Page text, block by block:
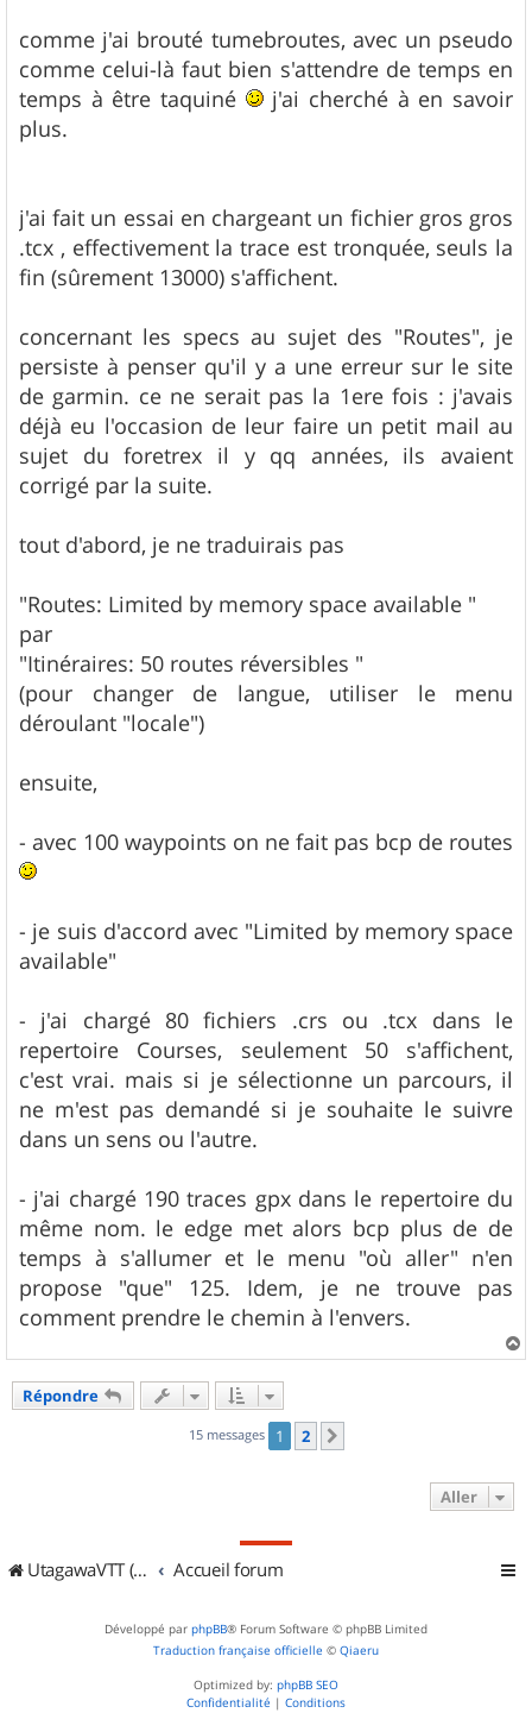
comme j'ai brouté tumebroutes, avec un pseudo
comme celui-là faut bien s'attendre de temps en
temps à être taquiné
j'ai cherché à en savoir
plus.
j'ai fait un essai en chargeant un fichier gros gros
.tcx , effectivement la trace est tronquée, seuls la
fin (sûrement 13000) s'affichent.
concernant les specs au sujet des "Routes", je
persiste à penser qu'il y a une erreur sur le site
de garmin. ce ne serait pas la 1ere fois : j'avais
déjà eu l'occasion de leur faire un petit mail au
sujet du foretrex il y qq années, ils avaient
corrigé par la suite.
tout d'abord, je ne traduirais pas
"Routes: Limited by memory space available "
par
"Itinéraires: 50 routes réversibles "
(pour changer de langue, utiliser le menu
déroulant "locale")
ensuite,
- avec 100 waypoints on ne fait pas bcp de routes
- je suis d'accord avec "Limited by memory space
available"
- j'ai chargé 80 fichiers .crs ou .tcx dans le
repertoire Courses, seulement 50 s'affichent,
c'est vrai. mais si je sélectionne un parcours, il
ne m'est pas demandé si je souhaite le suivre
dans un sens ou l'autre.
- j'ai chargé 190 traces gpx dans le repertoire du
même nom. le edge met alors bcp plus de de
temps à s'allumer et le menu "où aller" n'en
propose "que" 125. Idem, je ne trouve pas
comment prendre le chemin à l'envers.
a
Répondre
15 messages 1 2
Aller
UtagawaVTT (Randos VTT et VTTAE avec traces GPS) Accueil forum
Développé par phpBB® Forum Software © phpBB Limited
Traduction française officielle © Qiaeru
Optimized by: phpBB SEO
Confidentialité | Conditions